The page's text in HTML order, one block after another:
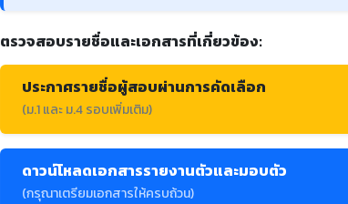
ตรวจสอบรายชื่อและเอกสารที่เกี่ยวข้อง:
ประกาศรายชื่อผู้สอบผ่านการคัดเลือก
(ม.1 และ ม.4 รอบเพิ่มเติม)
ดาวน์โหลดเอกสารรายงานตัวและมอบตัว
(กรุณาเตรียมเอกสารให้ครบถ้วน)